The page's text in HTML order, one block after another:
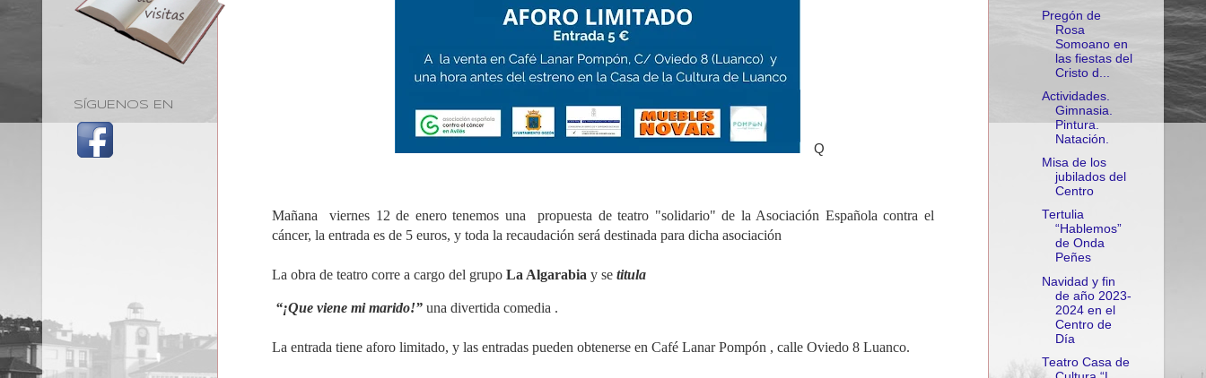
Q
Mañana viernes 12 de enero tenemos una propuesta de teatro "solidario" de la Asociación Española contra el
cáncer, la entrada es de 5 euros, y toda la recaudación será destinada para dicha asociación
La obra de teatro corre a cargo del grupo La Algarabia y se titula
“¡Que viene mi marido!” una divertida comedia .
La entrada tiene aforo limitado, y las entradas pueden obtenerse en Café Lanar Pompón , calle Oviedo 8 Luanco.
SÍGUENOS EN
Pregón de
Rosa
Somoano en
las fiestas del
Cristo d...
Actividades.
Gimnasia.
Pintura.
Natación.
Misa de los
jubilados del
Centro
Tertulia
“Hablemos”
de Onda
Peñes
Navidad y fin
de año 2023-
2024 en el
Centro de
Día
Teatro Casa de